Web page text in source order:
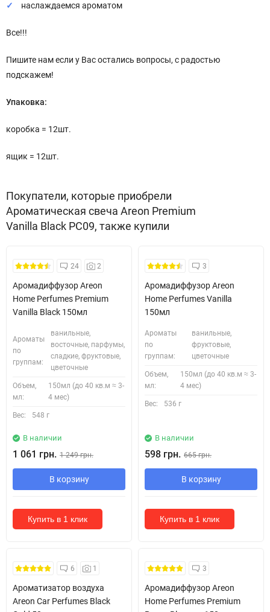
наслаждаемся ароматом
Все!!!
Пишите нам если у Вас остались вопросы, с радостью
подскажем!
Упаковка:
коробка = 12шт.
ящик = 12шт.
Покупатели, которые приобрели
Ароматическая свеча Areon Premium
Vanilla Black PC09, также купили
24 2
Аромадиффузор Areon
Home Perfumes Premium
Vanilla Black 150мл
Ароматы
по
группам:
ванильные,
восточные, парфумы,
сладкие, фруктовые,
цветочные
Объем,
мл:
150мл (до 40 кв.м ≈ 3-
4 мес)
Вес: 548 г
В наличии
1 061 грн. 1 249 грн.
В корзину
Купить в 1 клик
Безкоштовна Доставка
3
Аромадиффузор Areon
Home Perfumes Vanilla
150мл
Ароматы
по
группам:
ванильные,
фруктовые,
цветочные
Объем,
мл:
150мл (до 40 кв.м ≈ 3-
4 мес)
Вес: 536 г
В наличии
598 грн. 665 грн.
В корзину
Купить в 1 клик
6 1
Ароматизатор воздуха
Areon Car Perfumes Black
3
Аромадиффузор Areon
Home Perfumes Premium